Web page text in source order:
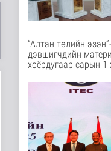
2 цаг
2
Мал
“Алтан төлийн
дэвшигчдийн
хоёрдугаар сарын 1